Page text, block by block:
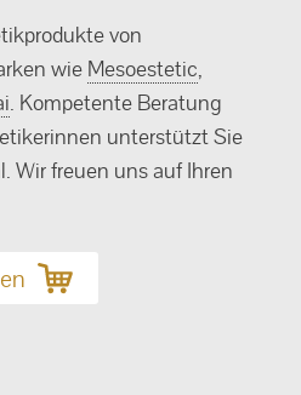
von
wie Mesoestetic,
. Kompetente Beratung
unterstützt Sie
Wir freuen uns auf Ihren